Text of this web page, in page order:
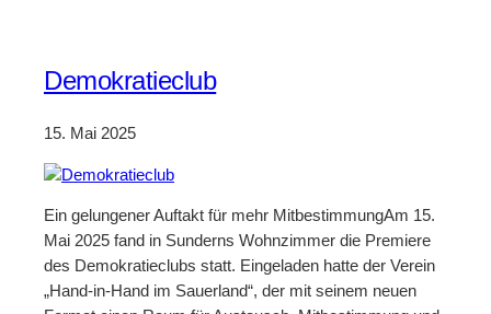
Demokratieclub
15. Mai 2025
Ein gelungener Auftakt für mehr MitbestimmungAm 15.
Mai 2025 fand in Sunderns Wohnzimmer die Premiere
des Demokratieclubs statt. Eingeladen hatte der Verein
„Hand-in-Hand im Sauerland“, der mit seinem neuen